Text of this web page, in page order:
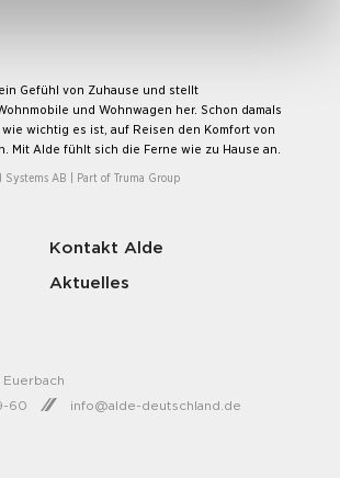
Gefühl von Zuhause und stellt
und Wohnwagen her. Schon damals
wichtig es ist, auf Reisen den Komfort von
Mit Alde fühlt sich die Ferne wie zu Hause an.
AB | Part of Truma Group
Kontakt Alde
Aktuelles
60
info@alde-deutschland.de